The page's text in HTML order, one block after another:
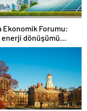
Ekonomik Forumu:
enerji dönüşümü